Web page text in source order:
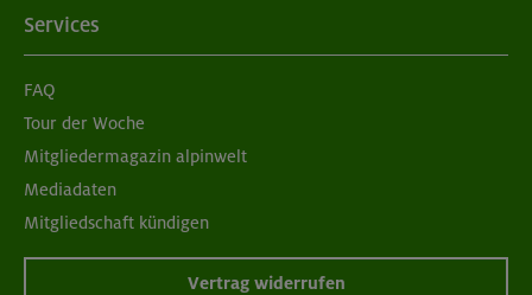
Services
FAQ
Tour der Woche
Mitgliedermagazin alpinwelt
Mediadaten
Mitgliedschaft kündigen
Vertrag widerrufen